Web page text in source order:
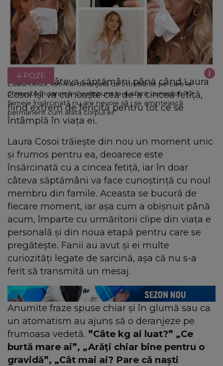
Laura Cosoi, tot mai deranjată de întrebările pe care le
primește în sarcină. Ce răspuns le-a oferit curioșilor: “O
femeie însărcinată nu are nevoie să i se amintească
permanent cum arată corpul ei.”
4 POZE
Mai sunt câteva săptămâni până când Laura
Cosoi își va cunoaște cea de-a cincea fetiță,
fiind extrem de fericită pentru tot ce se
întâmplă în viața ei.
Laura Cosoi trăiește din nou un moment unic
și frumos pentru ea, deoarece este
însărcinată cu a cincea fetiță, iar în doar
câteva săptămâni va face cunoștință cu noul
membru din famile. Aceasta se bucură de
fiecare moment, iar așa cum a obișnuit până
acum, împarte cu urmăritorii clipe din viața e
personală și din noua etapă pentru care se
pregătește. Fanii au avut și ei multe
curiozități legate de sarcină, așa că nu s-a
ferit să transmită un mesaj.
Anumite fraze spuse chiar și în glumă sau ca
un atomatism au ajuns să o deranjeze pe
frumoasa vedetă. ”Câte kg ai luat?” „Ce
burtă mare ai”, „Arăți chiar bine pentru o
gravidă”, „Cât mai ai? Pare că naști